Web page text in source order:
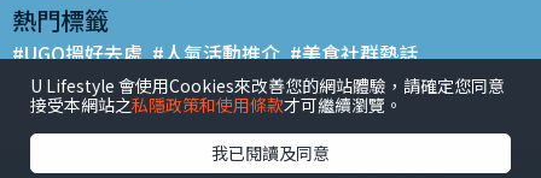
熱門標籤
#UGO搵好去處 #人氣活動推介 #美食社群熱話
#親子玩樂好去處 #ULifestyle應用程式 #限時搶
#UJetso禮物放送 #ULifestyle商戶中心 #著數
香港經濟日報版權所有©2026
U Lifestyle 會使用Cookies來改善您的網站體驗，請確定您同意
接受本網站之私隱政策和使用條款才可繼續瀏覽。
我已閱讀及同意